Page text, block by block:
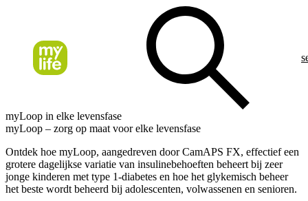
myLoop in elke levensfase
myLoop – zorg op maat voor elke levensfase
Ontdek hoe myLoop, aangedreven door CamAPS FX, effectief een
grotere dagelijkse variatie van insulinebehoeften beheert bij zeer
jonge kinderen met type 1-diabetes en hoe het glykemisch beheer
het beste wordt beheerd bij adolescenten, volwassenen en senioren.